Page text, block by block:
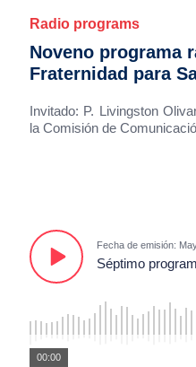
Radio programs
Noveno programa
Fraternidad para
Invitado: P. Livingston
la Comisión de
Fecha de emisión:
00:00